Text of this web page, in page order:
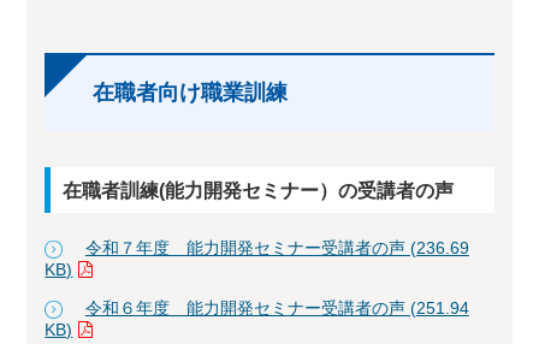
在職者向け職業訓練
在職者訓練(能力開発セミナー）の受講者の声
令和７年度 能力開発セミナー受講者の声 (236.69
KB)
令和６年度 能力開発セミナー受講者の声 (251.94
KB)